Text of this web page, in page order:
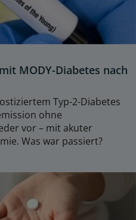
MODY-Diabetes nach
Typ-2-Diabetes
ohne
vor – mit akuter
Was war passiert?